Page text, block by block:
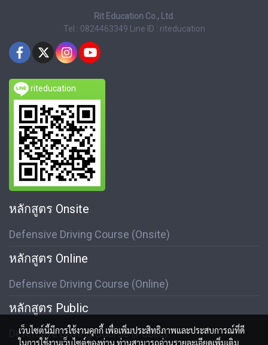
Rit Education Co., Ltd.
Tel : 0824463349
Line ID : riteducation
riteducation
หลักสูตร Onsite
Defensive Driving Course (Onsite)
หลักสูตร Online
Defensive Driving Course (Online)
หลักสูตร Public
Defensive Driving Course (Public)
เว็บไซต์นี้มีการใช้งานคุกกี้ เพื่อเพิ่มประสิทธิภาพและประสบการณ์ที่ดี
ในการใช้งานเว็บไซต์ของท่าน ท่านสามารถอ่านรายละเอียดเพิ่มเติม